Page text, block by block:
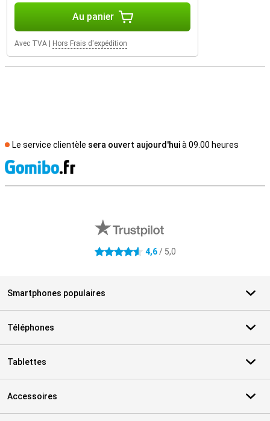
Au panier
Avec TVA Hors Frais d'expédition
Le service clientèle sera ouvert aujourd'huià 09.00 heures
4.6 étoiles 4,6/ 5,0
Smartphones populaires
Téléphones
Tablettes
Accessoires